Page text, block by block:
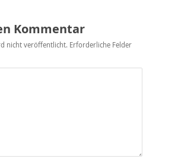
Kommentar
nicht veröffentlicht. Erforderliche Felder